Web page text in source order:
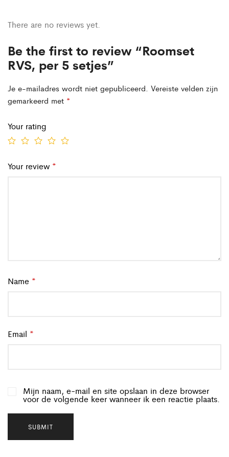
There are no reviews yet.
Be the first to review “Roomset
RVS, per 5 setjes”
Je e-mailadres wordt niet gepubliceerd. Vereiste velden zijn
gemarkeerd met *
Your rating
Your review *
Name *
Email *
Mijn naam, e-mail en site opslaan in deze browser
voor de volgende keer wanneer ik een reactie plaats.